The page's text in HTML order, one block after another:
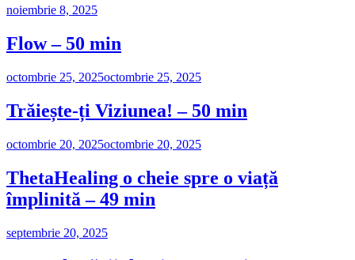
noiembrie 8, 2025
Flow – 50 min
octombrie 25, 2025octombrie 25, 2025
Trăiește-ți Viziunea! – 50 min
octombrie 20, 2025octombrie 20, 2025
ThetaHealing o cheie spre o viață
împlinită – 49 min
septembrie 20, 2025